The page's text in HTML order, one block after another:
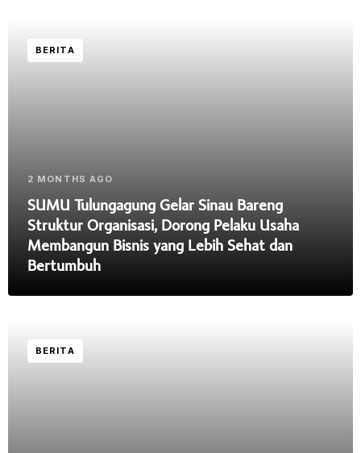
BERITA
2 MONTHS AGO
SUMU Tulungagung Gelar Sinau Bareng
Struktur Organisasi, Dorong Pelaku Usaha
Membangun Bisnis yang Lebih Sehat dan
Bertumbuh
BERITA